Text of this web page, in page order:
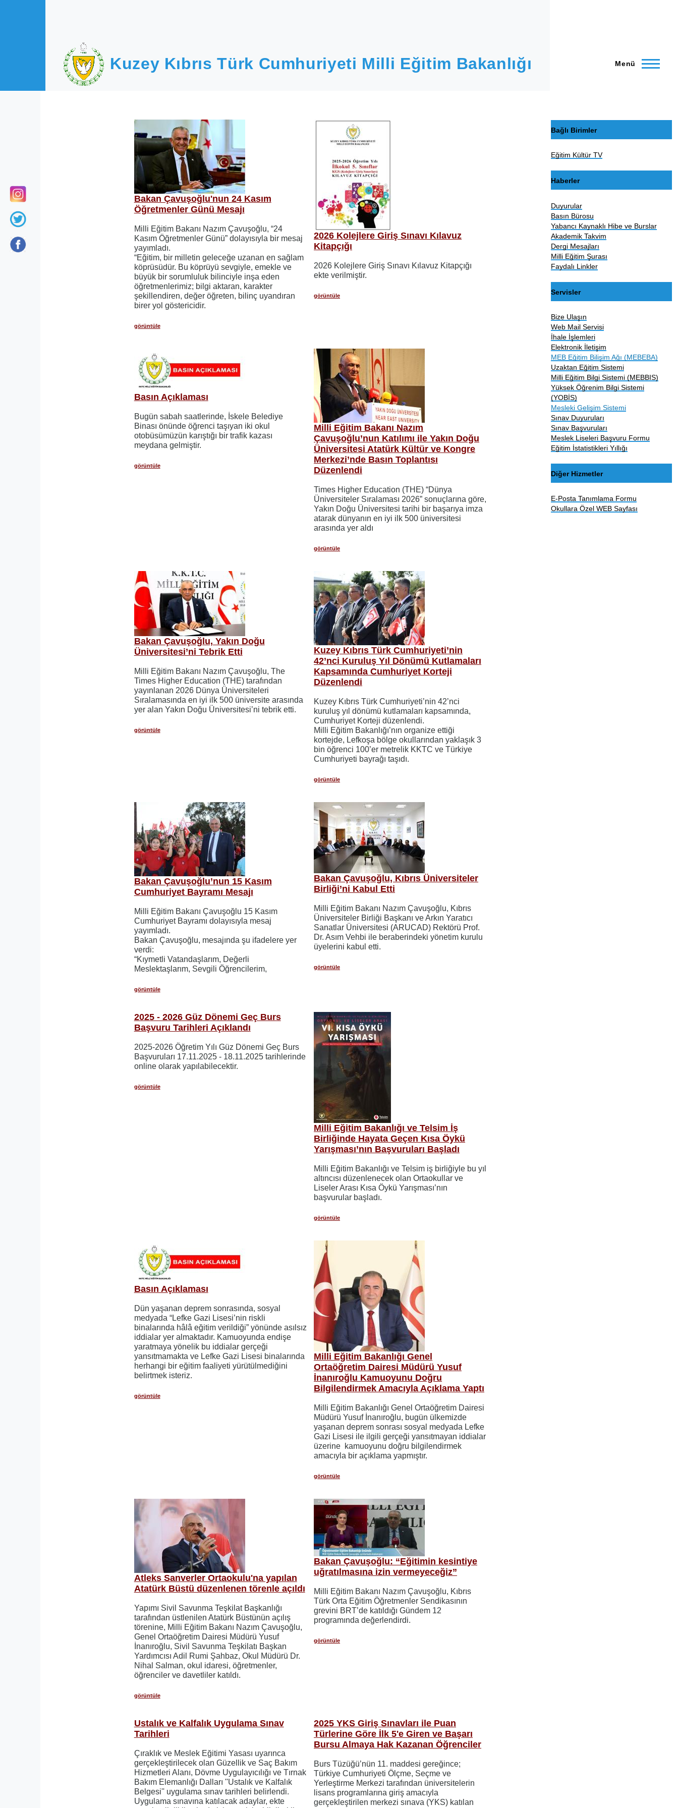
Kuzey Kıbrıs Türk Cumhuriyeti Milli Eğitim Bakanlığı Menü
Bakan Çavuşoğlu'nun 24 Kasım
Öğretmenler Günü Mesajı
Milli Eğitim Bakanı Nazım Çavuşoğlu, “24
Kasım Öğretmenler Günü” dolayısıyla bir mesaj
yayımladı.
“Eğitim, bir milletin geleceğe uzanan en sağlam
köprüsüdür. Bu köprüyü sevgiyle, emekle ve
büyük bir sorumluluk bilinciyle inşa eden
öğretmenlerimiz; bilgi aktaran, karakter
şekillendiren, değer öğreten, bilinç uyandıran
birer yol göstericidir.
görüntüle
2026 Kolejlere Giriş Sınavı Kılavuz
Kitapçığı
2026 Kolejlere Giriş Sınavı Kılavuz Kitapçığı
ekte verilmiştir.
görüntüle
Basın Açıklaması
Bugün sabah saatlerinde, İskele Belediye
Binası önünde öğrenci taşıyan iki okul
otobüsümüzün karıştığı bir trafik kazası
meydana gelmiştir.
görüntüle
Milli Eğitim Bakanı Nazım
Çavuşoğlu’nun Katılımı ile Yakın Doğu
Üniversitesi Atatürk Kültür ve Kongre
Merkezi’nde Basın Toplantısı
Düzenlendi
Times Higher Education (THE) “Dünya
Üniversiteler Sıralaması 2026” sonuçlarına göre,
Yakın Doğu Üniversitesi tarihi bir başarıya imza
atarak dünyanın en iyi ilk 500 üniversitesi
arasında yer aldı
görüntüle
Bakan Çavuşoğlu, Yakın Doğu
Üniversitesi’ni Tebrik Etti
Milli Eğitim Bakanı Nazım Çavuşoğlu, The
Times Higher Education (THE) tarafından
yayınlanan 2026 Dünya Üniversiteleri
Sıralamasında en iyi ilk 500 üniversite arasında
yer alan Yakın Doğu Üniversitesi’ni tebrik etti.
görüntüle
Kuzey Kıbrıs Türk Cumhuriyeti’nin
42’nci Kuruluş Yıl Dönümü Kutlamaları
Kapsamında Cumhuriyet Korteji
Düzenlendi
Kuzey Kıbrıs Türk Cumhuriyeti’nin 42’nci
kuruluş yıl dönümü kutlamaları kapsamında,
Cumhuriyet Korteji düzenlendi.
Milli Eğitim Bakanlığı’nın organize ettiği
kortejde, Lefkoşa bölge okullarından yaklaşık 3
bin öğrenci 100’er metrelik KKTC ve Türkiye
Cumhuriyeti bayrağı taşıdı.
görüntüle
Bakan Çavuşoğlu’nun 15 Kasım
Cumhuriyet Bayramı Mesajı
Milli Eğitim Bakanı Çavuşoğlu 15 Kasım
Cumhuriyet Bayramı dolayısıyla mesaj
yayımladı.
Bakan Çavuşoğlu, mesajında şu ifadelere yer
verdi:
“Kıymetli Vatandaşlarım, Değerli
Meslektaşlarım, Sevgili Öğrencilerim,
görüntüle
Bakan Çavuşoğlu, Kıbrıs Üniversiteler
Birliği’ni Kabul Etti
Milli Eğitim Bakanı Nazım Çavuşoğlu, Kıbrıs
Üniversiteler Birliği Başkanı ve Arkın Yaratıcı
Sanatlar Üniversitesi (ARUCAD) Rektörü Prof.
Dr. Asım Vehbi ile beraberindeki yönetim kurulu
üyelerini kabul etti.
görüntüle
2025 - 2026 Güz Dönemi Geç Burs
Başvuru Tarihleri Açıklandı
2025-2026 Öğretim Yılı Güz Dönemi Geç Burs
Başvuruları 17.11.2025 - 18.11.2025 tarihlerinde
online olarak yapılabilecektir.
görüntüle
Milli Eğitim Bakanlığı ve Telsim İş
Birliğinde Hayata Geçen Kısa Öykü
Yarışması’nın Başvuruları Başladı
Milli Eğitim Bakanlığı ve Telsim iş birliğiyle bu yıl
altıncısı düzenlenecek olan Ortaokullar ve
Liseler Arası Kısa Öykü Yarışması’nın
başvurular başladı.
görüntüle
Basın Açıklaması
Dün yaşanan deprem sonrasında, sosyal
medyada “Lefke Gazi Lisesi’nin riskli
binalarında hâlâ eğitim verildiği” yönünde asılsız
iddialar yer almaktadır. Kamuoyunda endişe
yaratmaya yönelik bu iddialar gerçeği
yansıtmamakta ve Lefke Gazi Lisesi binalarında
herhangi bir eğitim faaliyeti yürütülmediğini
belirtmek isteriz.
görüntüle
Milli Eğitim Bakanlığı Genel
Ortaöğretim Dairesi Müdürü Yusuf
İnanıroğlu Kamuoyunu Doğru
Bilgilendirmek Amacıyla Açıklama Yaptı
Milli Eğitim Bakanlığı Genel Ortaöğretim Dairesi
Müdürü Yusuf İnanıroğlu, bugün ülkemizde
yaşanan deprem sonrası sosyal medyada Lefke
Gazi Lisesi ile ilgili gerçeği yansıtmayan iddialar
üzerine kamuoyunu doğru bilgilendirmek
amacıyla bir açıklama yapmıştır.
görüntüle
Atleks Sanverler Ortaokulu'na yapılan
Atatürk Büstü düzenlenen törenle açıldı
Yapımı Sivil Savunma Teşkilat Başkanlığı
tarafından üstlenilen Atatürk Büstünün açılış
törenine, Milli Eğitim Bakanı Nazım Çavuşoğlu,
Genel Ortaöğretim Dairesi Müdürü Yusuf
İnanıroğlu, Sivil Savunma Teşkilatı Başkan
Yardımcısı Adil Rumi Şahbaz, Okul Müdürü Dr.
Nihal Salman, okul idaresi, öğretmenler,
öğrenciler ve davetliler katıldı.
görüntüle
Bakan Çavuşoğlu: “Eğitimin kesintiye
uğratılmasına izin vermeyeceğiz”
Milli Eğitim Bakanı Nazım Çavuşoğlu, Kıbrıs
Türk Orta Eğitim Öğretmenler Sendikasının
grevini BRT’de katıldığı Gündem 12
programında değerlendirdi.
görüntüle
Ustalık ve Kalfalık Uygulama Sınav
Tarihleri
Çıraklık ve Meslek Eğitimi Yasası uyarınca
gerçekleştirilecek olan Güzellik ve Saç Bakım
Hizmetleri Alanı, Dövme Uygulayıcılığı ve Tırnak
Bakım Elemanlığı Dalları ''Ustalık ve Kalfalık
Belgesi'' uygulama sınav tarihleri belirlendi.
Uygulama sınavına katılacak adaylar, ekte
2025 YKS Giriş Sınavları ile Puan
Türlerine Göre İlk 5'e Giren ve Başarı
Bursu Almaya Hak Kazanan Öğrenciler
Burs Tüzüğü’nün 11. maddesi gereğince;
Türkiye Cumhuriyeti Ölçme, Seçme ve
Yerleştirme Merkezi tarafından üniversitelerin
lisans programlarına giriş amacıyla
gerçekleştirilen merkezi sınava (YKS) katılan
Bağlı Birimler
Eğitim Kültür TV
Haberler
Duyurular
Basın Bürosu
Yabancı Kaynaklı Hibe ve Burslar
Akademik Takvim
Dergi Mesajları
Milli Eğitim Şurası
Faydalı Linkler
Servisler
Bize Ulaşın
Web Mail Servisi
İhale İşlemleri
Elektronik İletişim
MEB Eğitim Bilişim Ağı (MEBEBA)
Uzaktan Eğitim Sistemi
Milli Eğitim Bilgi Sistemi (MEBBIS)
Yüksek Öğrenim Bilgi Sistemi
(YOBİS)
Mesleki Gelişim Sistemi
Sınav Duyuruları
Sınav Başvuruları
Meslek Liseleri Başvuru Formu
Eğitim İstatistikleri Yıllığı
Diğer Hizmetler
E-Posta Tanımlama Formu
Okullara Özel WEB Sayfası